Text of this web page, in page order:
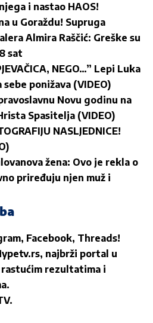
i nastao HAOS!
u Goraždu! Supruga
Almira Raščić: Greške su
sat
NEGO…” Lepi Luka
ponižava (VIDEO)
Novu godinu na
Spasitelja (VIDEO)
NASLJEDNICE!
žena: Ovo je rekla o
priređuju njen muž i
, Facebook, Threads!
, najbrži portal u
rastućim rezultatima i